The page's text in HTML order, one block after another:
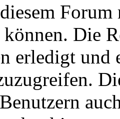
können. Die
erledigt und